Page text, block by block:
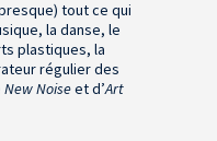
tout ce qui
la danse, le
plastiques, la
régulier des
New Noiseet d’Art